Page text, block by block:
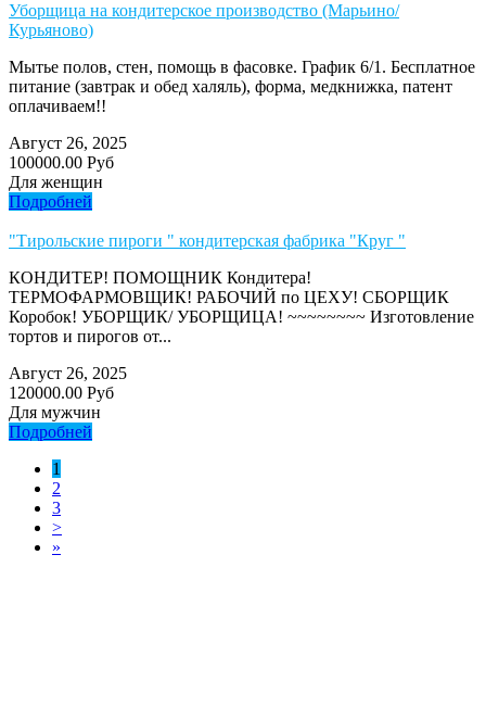
Уборщица на кондитерское производство (Марьино/
Курьяново)
Мытье полов, стен, помощь в фасовке. График 6/1. Бесплатное
питание (завтрак и обед халяль), форма, медкнижка, патент
оплачиваем!!
Август 26, 2025
100000.00 Руб
Для женщин
Подробней
"Тирольские пироги " кондитерская фабрика "Круг "
КОНДИТЕР! ПОМОЩНИК Кондитера!
ТЕРМОФАРМОВЩИК! РАБОЧИЙ по ЦЕХУ! СБОРЩИК
Коробок! УБОРЩИК/ УБОРЩИЦА! ~~~~~~~~ Изготовление
тортов и пирогов от...
Август 26, 2025
120000.00 Руб
Для мужчин
Подробней
1
2
3
>
»